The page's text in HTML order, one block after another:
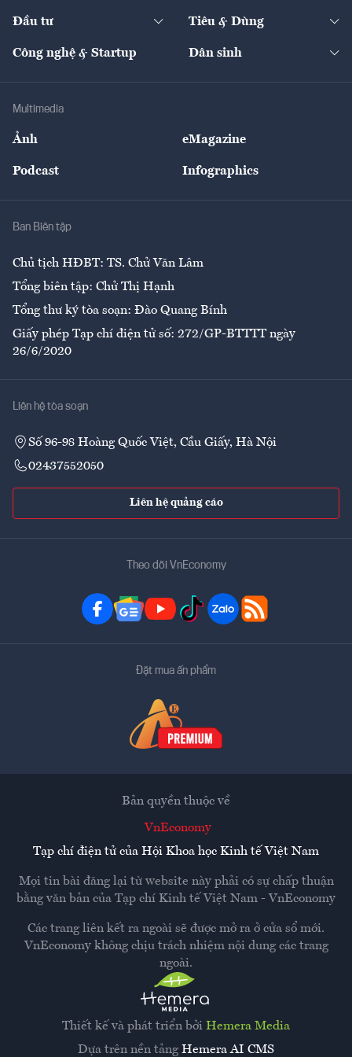
Quản trị số
Tư vấn
Thị trường
Nông sản
The Guide
Đầu tư Tiêu & Dùng
Giải trí
Công nghệ & Startup Dân sinh
Multimedia
Ảnh eMagazine
Podcast Infographics
Ban Biên tập
Chủ tịch HĐBT: TS. Chử Văn Lâm
Tổng biên tập: Chử Thị Hạnh
Tổng thư ký tòa soạn: Đào Quang Bính
Giấy phép Tạp chí điện tử số: 272/GP-BTTTT ngày
26/6/2020
Liên hệ tòa soạn
Số 96-98 Hoàng Quốc Việt, Cầu Giấy, Hà Nội
02437552050
Liên hệ quảng cáo
Theo dõi VnEconomy
Đặt mua ấn phẩm
Thiết kế và phát triển bởi Hemera Media
Dựa trên nền tảng Hemera AI CMS
Bản quyền thuộc về
VnEconomy
Tạp chí điện tử của Hội Khoa học Kinh tế Việt Nam
Mọi tin bài đăng lại từ website này phải có sự chấp thuận
bằng văn bản của Tạp chí Kinh tế Việt Nam - VnEconomy
Các trang liên kết ra ngoài sẽ được mở ra ở cửa sổ mới.
VnEconomy không chịu trách nhiệm nội dung các trang
ngoài.